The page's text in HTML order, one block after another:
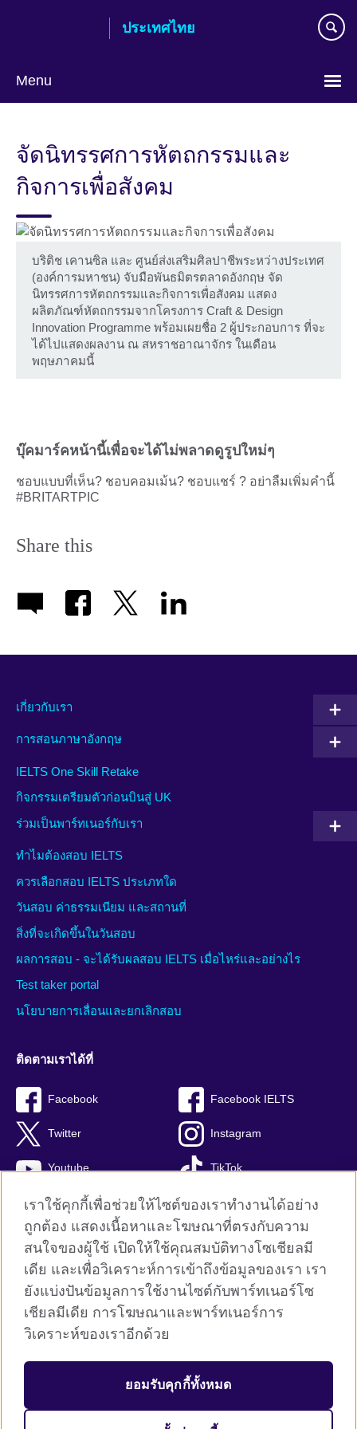
ประเทศไทย
Menu
จัดนิทรรศการหัตถกรรมและ
กิจการเพื่อสังคม
บริติช เคานซิล และ ศูนย์ส่งเสริมศิลปาชีพระหว่างประเทศ
(องค์การมหาชน) จับมือพันธมิตรตลาดอังกฤษ จัด
นิทรรศการหัตถกรรมและกิจการเพื่อสังคม แสดง
ผลิตภัณฑ์หัตถกรรมจากโครงการ Craft & Design
Innovation Programme พร้อมเผยชื่อ 2 ผู้ประกอบการ ที่จะ
ได้ไปแสดงผลงาน ณ สหราชอาณาจักร ในเดือน
พฤษภาคมนี้
บุ๊คมาร์คหน้านี้เพื่อจะได้ไม่พลาดดูรูปใหม่ๆ
ชอบแบบที่เห็น? ชอบคอมเม้น? ชอบแชร์ ? อย่าลืมเพิ่มคำนี้
#BRITARTPIC
Share this
เกี่ยวกับเรา
การสอนภาษาอังกฤษ
IELTS One Skill Retake
กิจกรรมเตรียมตัวก่อนบินสู่ UK
ร่วมเป็นพาร์ทเนอร์กับเรา
ทำไมต้องสอบ IELTS
ควรเลือกสอบ IELTS ประเภทใด
วันสอบ ค่าธรรมเนียม และสถานที่
สิ่งที่จะเกิดขึ้นในวันสอบ
ผลการสอบ - จะได้รับผลสอบ IELTS เมื่อไหร่และอย่างไร
Test taker portal
นโยบายการเลื่อนและยกเลิกสอบ
ติดตามเราได้ที่
Facebook Facebook IELTS
Twitter Instagram
Youtube TikTok
British Council global
Privacy and terms
Terms and conditions of sale
คุกกี้
Sitemap
© 2026 British Council
The United Kingdom’s international organisation for cultural relations
เราใช้คุกกี้เพื่อช่วยให้ไซต์ของเราทำงานได้อย่าง
ถูกต้อง แสดงเนื้อหาและโฆษณาที่ตรงกับความ
สนใจของผู้ใช้ เปิดให้ใช้คุณสมบัติทางโซเชียลมี
เดีย และเพื่อวิเคราะห์การเข้าถึงข้อมูลของเรา เรา
ยังแบ่งปันข้อมูลการใช้งานไซต์กับพาร์ทเนอร์โซ
เชียลมีเดีย การโฆษณาและพาร์ทเนอร์การ
วิเคราะห์ของเราอีกด้วย
ยอมรับคุกกี้ทั้งหมด